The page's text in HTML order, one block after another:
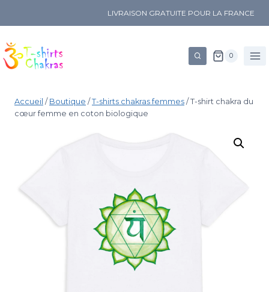
LIVRAISON GRATUITE POUR LA FRANCE
0
Accueil / Boutique / T-shirts chakras femmes / T-shirt chakra du
cœur femme en coton biologique